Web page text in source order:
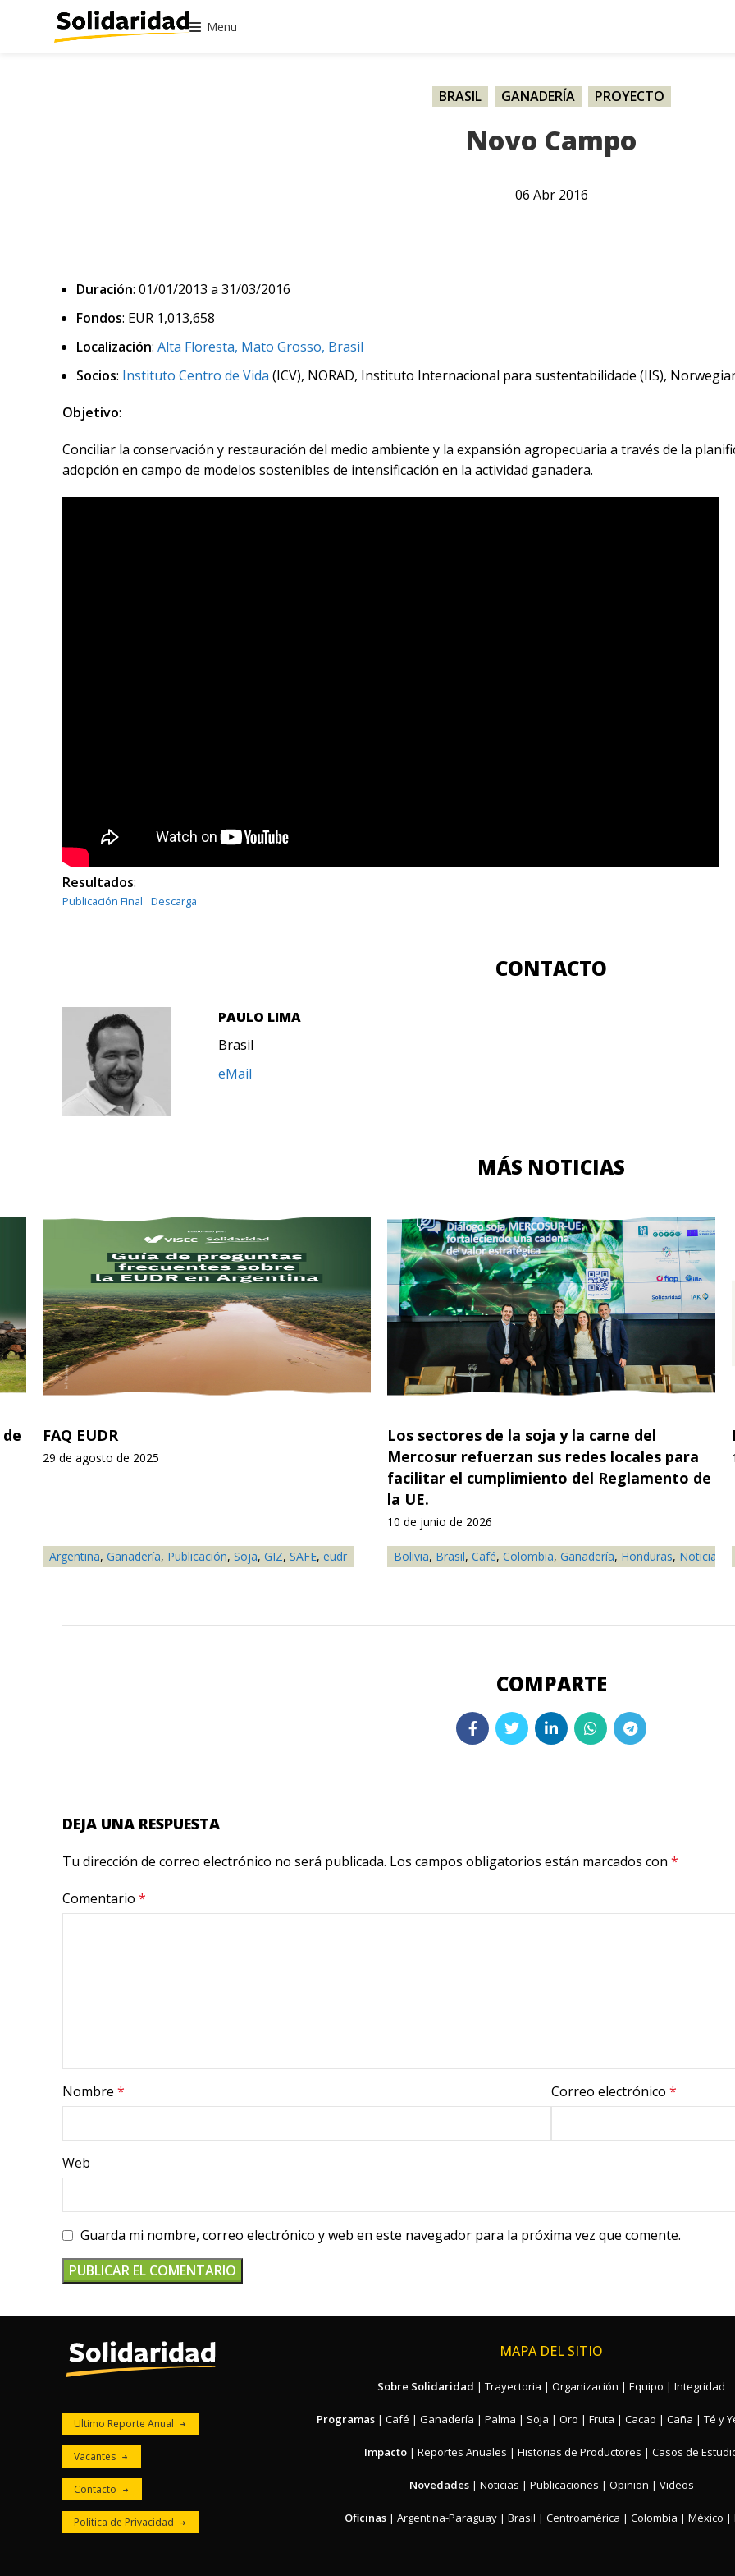
Menu
BRASIL GANADERÍA PROYECTO
Novo Campo
06 Abr 2016
Duración: 01/01/2013 a 31/03/2016
Fondos: EUR 1,013,658
Localización: Alta Floresta, Mato Grosso, Brasil
Socios: Instituto Centro de Vida (ICV), NORAD, Instituto Internacional para sustentabilidade (IIS),
Objetivo:
Conciliar la conservación y restauración del medio ambiente y la expansión agropecuaria a través de la
adopción en campo de modelos sostenibles de intensificación en la actividad ganadera.
Resultados:
Publicación Final Descarga
CONTACTO
PAULO LIMA
Brasil
eMail
MÁS NOTICIAS
Bolivia, Brasil, Café, Colombia, Ganadería, Honduras, Noticia
Los sectores de la soja y la carne del
Mercosur refuerzan sus redes locales para
facilitar el cumplimiento del Reglamento de
la UE.
10 de junio de 2026
Argentina, Ganadería, Publicación, Soja, GIZ, SAFE, eudr
FAQ EUDR
29 de agosto de 2025
DEJA UNA RESPUESTA
Tu dirección de correo electrónico no será publicada. Los campos obligatorios están marcados con *
Comentario *
Nombre * Correo electrónico *
Web
Guarda mi nombre, correo electrónico y web en este navegador para la próxima vez que comente.
Ultimo Reporte Anual
Vacantes
Contacto
Política de Privacidad
MAPA DEL SITIO
Sobre Solidaridad | Trayectoria | Organización | Equipo | Integridad
Programas | Café | Ganadería | Palma | Soja | Oro | Fruta | Cacao | Caña | Té y
Impacto | Reportes Anuales | Historias de Productores | Casos de
Novedades| Noticias | Publicaciones | Opinion | Videos
Oficinas | Argentina-Paraguay | Brasil | Centroamérica | Colombia | México |